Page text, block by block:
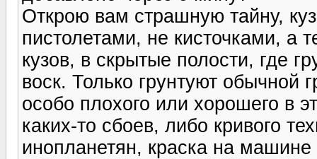
Открою вам страшную тайну,
пистолетами, не кисточками, а
кузов, в скрытые полости, где
воск. Только грунтуют обычной
особо плохого или хорошего в
каких-то сбоев, либо кривого
инопланетян, краска на машине